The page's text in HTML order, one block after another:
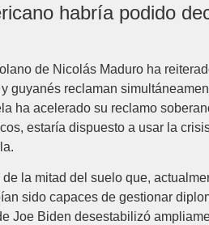
habría podido
de Nicolás Maduro ha
guyanés reclaman
ha acelerado su reclamo
estaría dispuesto a usar la
la mitad del suelo que,
sido capaces de gestionar
Joe Biden desestabilizó